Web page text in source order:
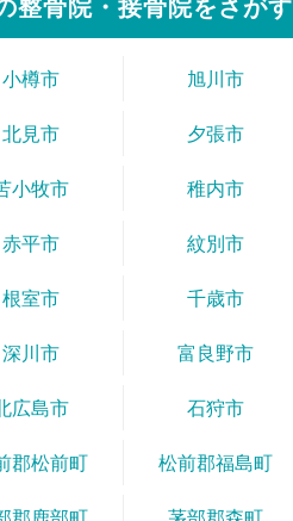
整骨院・接骨院をさがす
小樽市 旭川市
北見市 夕張市
小牧市 稚内市
赤平市 紋別市
根室市 千歳市
深川市 富良野市
広島市 石狩市
郡松前町 松前郡福島町